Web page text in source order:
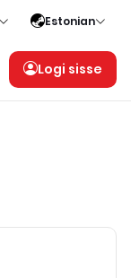
Estonian
Logi sisse